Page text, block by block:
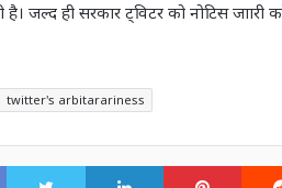
है। जल्द ही सरकार ट्विटर को नोटिस
twitter's arbitarariness
FacebookTwitter LinkedIn